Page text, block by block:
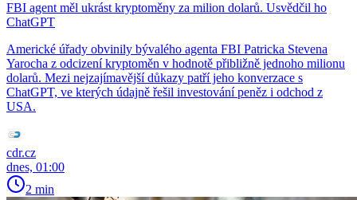
FBI agent měl ukrást kryptoměny za milion dolarů. Usvědčil ho
ChatGPT
Americké úřady obvinily bývalého agenta FBI Patricka Stevena
Yarocha z odcizení kryptoměn v hodnotě přibližně jednoho milionu
dolarů. Mezi nejzajímavější důkazy patří jeho konverzace s
ChatGPT, ve kterých údajně řešil investování peněz i odchod z
USA.
cdr.cz
dnes, 01:00
2 min